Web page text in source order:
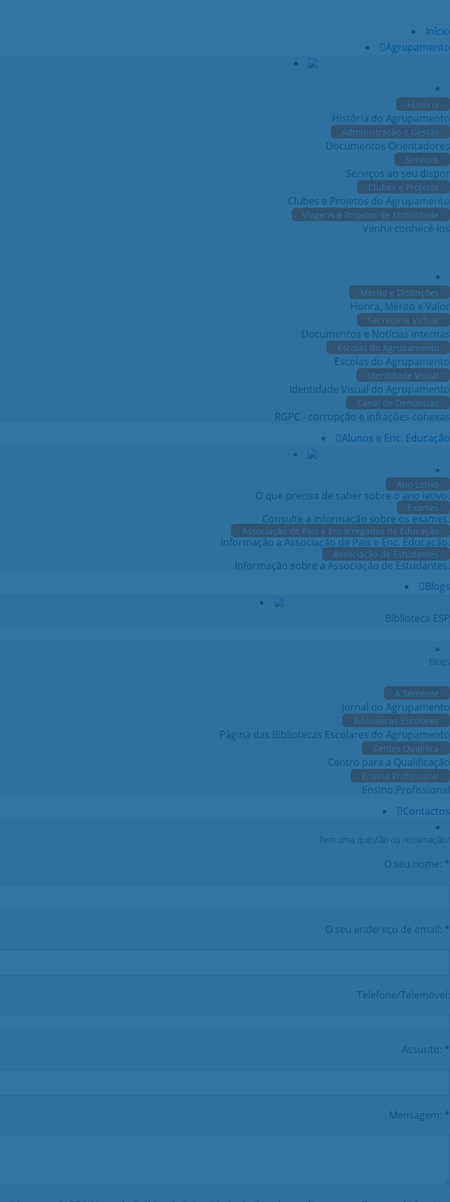
Início
Agrupamento
História
História do Agrupamento
Administração e Gestão
Documentos Orientadores
Serviços
Serviços ao seu dispor
Clubes e Projetos
Clubes e Projetos do Agrupamento
Viagens e Projetos de Mobilidade
Venha conhecê-los
Mérito e Distinções
Honra, Mérito e Valor
Secretaria Virtual
Documentos e Notícias internas
Escolas do Agrupamento
Escolas do Agrupamento
Identidade Visual
Identidade Visual do Agrupamento
Canal de Denúncias
RGPC - corrupção e infrações conexas
Alunos e Enc. Educação
Ano Letivo
O que precisa de saber sobre o ano letivo.
Exames
Consulte a informação sobre os exames.
Associação de Pais e Encarregados de Educação
Informação a Associação de Pais e Enc. Educação.
Associação de Estudantes
Informação sobre a Associação de Estudantes.
Blogs
Biblioteca ESP
Blogs
A Semente
Jornal do Agrupamento
Bibliotecas Escolares
Página das Bibliotecas Escolares do Agrupamento
Centro Qualifica
Centro para a Qualificação
Ensino Profissional
Ensino Profissional
Contactos
Tem uma questão ou reclamação?
O seu nome: *
O seu endereço de email: *
Telefone/Telemóvel:
Assunto: *
Mensagem: *